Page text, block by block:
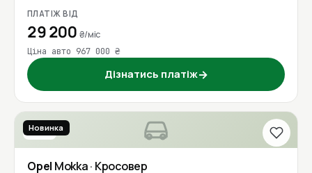
ПЛАТІЖ ВІД
29 200 ₴/міс
Ціна авто 967 000 ₴
Дізнатись платіж→
2023
Новинка
Opel Mokka· Кросовер